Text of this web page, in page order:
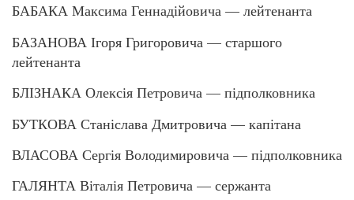
БАБАКА Максима Геннадійовича — лейтенанта
БАЗАНОВА Ігоря Григоровича — старшого
лейтенанта
БЛІЗНАКА Олексія Петровича — підполковника
БУТКОВА Станіслава Дмитровича — капітана
ВЛАСОВА Сергія Володимировича — підполковника
ГАЛЯНТА Віталія Петровича — сержанта